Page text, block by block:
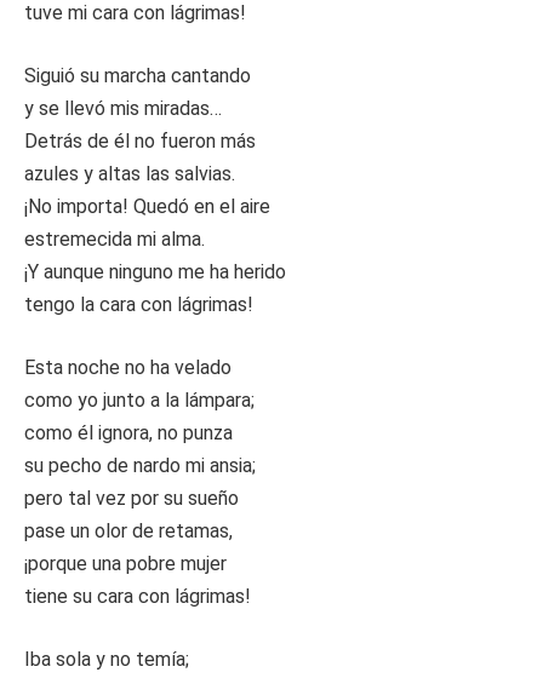
tuve mi cara con lágrimas!
Siguió su marcha cantando
y se llevó mis miradas…
Detrás de él no fueron más
azules y altas las salvias.
¡No importa! Quedó en el aire
estremecida mi alma.
¡Y aunque ninguno me ha herido
tengo la cara con lágrimas!
Esta noche no ha velado
como yo junto a la lámpara;
como él ignora, no punza
su pecho de nardo mi ansia;
pero tal vez por su sueño
pase un olor de retamas,
¡porque una pobre mujer
tiene su cara con lágrimas!
Iba sola y no temía;